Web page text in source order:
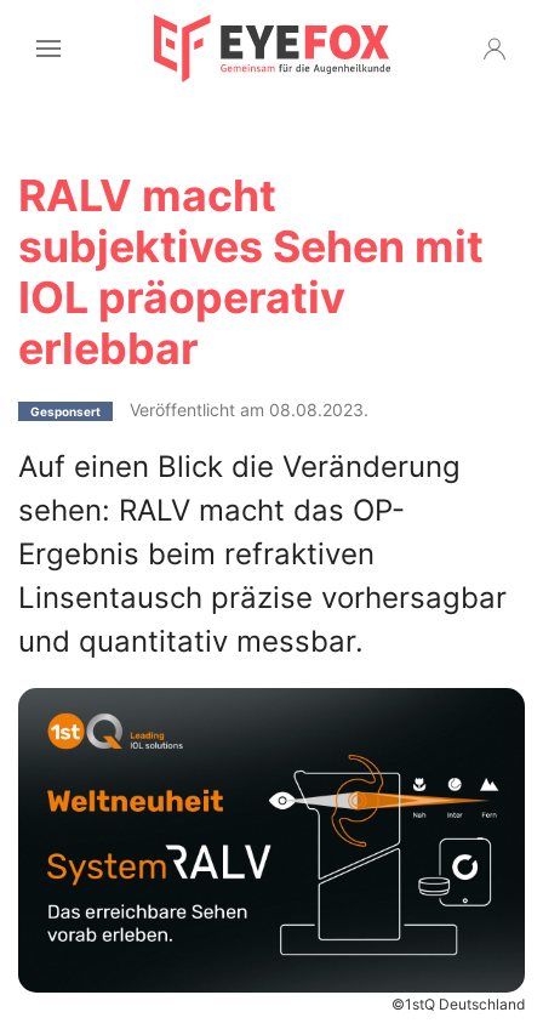
RALV macht
subjektives Sehen mit
IOL präoperativ
erlebbar
Gesponsert Veröffentlicht am 08.08.2023.
Auf einen Blick die Veränderung
sehen: RALV macht das OP-
Ergebnis beim refraktiven
Linsentausch präzise vorhersagbar
und quantitativ messbar.
©1stQ Deutschland